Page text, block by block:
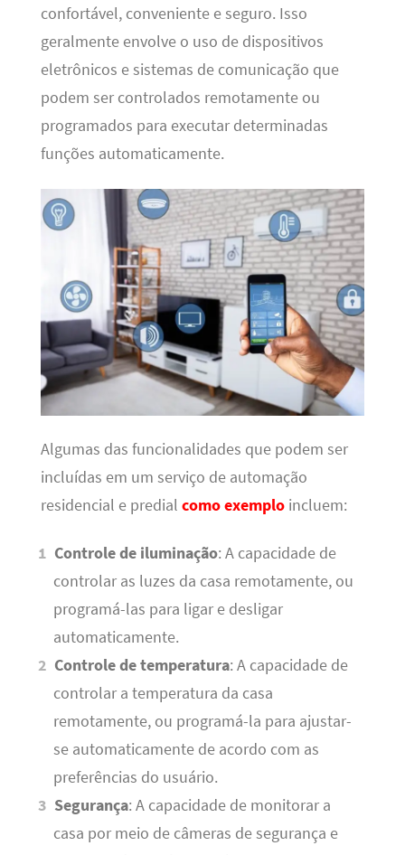
confortável, conveniente e seguro. Isso
geralmente envolve o uso de dispositivos
eletrônicos e sistemas de comunicação que
podem ser controlados remotamente ou
programados para executar determinadas
funções automaticamente.
Algumas das funcionalidades que podem ser
incluídas em um serviço de automação
residencial e predial como exemploincluem:
Controle de iluminação: A capacidade de
controlar as luzes da casa remotamente, ou
programá-las para ligar e desligar
automaticamente.
Controle de temperatura: A capacidade de
controlar a temperatura da casa
remotamente, ou programá-la para ajustar-
se automaticamente de acordo com as
preferências do usuário.
Segurança: A capacidade de monitorar a
casa por meio de câmeras de segurança e